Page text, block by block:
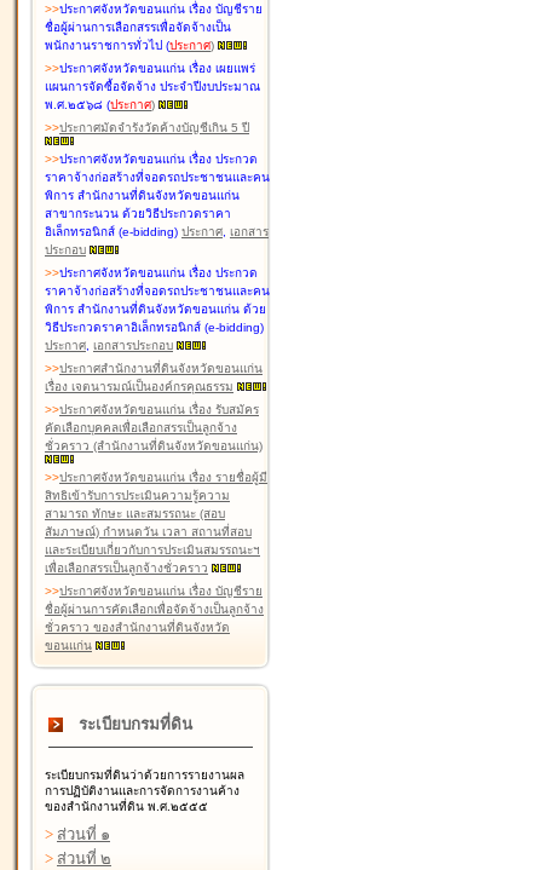
>>ประกาศจังหวัดขอนแก่น เรื่อง บัญชีราย
ชื่อผู้ผ่านการเลือกสรรเพื่อจัดจ้างเป็น
พนักงานราชการทั่วไป (ประกาศ)
>>ประกาศจังหวัดขอนแก่น เรื่อง เผยแพร่
แผนการจัดซื้อจัดจ้าง ประจำปีงบประมาณ
พ.ศ.๒๕๖๘ (ประกาศ)
>>ประกาศมัดจำรังวัดค้างบัญชีเกิน 5 ปี
>>ประกาศจังหวัดขอนแก่น เรื่อง ประกวด
ราคาจ้างก่อสร้างที่จอดรถประชาชนและคน
พิการ สำนักงานที่ดินจังหวัดขอนแก่น
สาขากระนวน ด้วยวิธีประกวดราคา
อิเล็กทรอนิกส์ (e-bidding) ประกาศ, เอกสาร
ประกอบ
>>ประกาศจังหวัดขอนแก่น เรื่อง ประกวด
ราคาจ้างก่อสร้างที่จอดรถประชาชนและคน
พิการ สำนักงานที่ดินจังหวัดขอนแก่น ด้วย
วิธีประกวดราคาอิเล็กทรอนิกส์ (e-bidding)
ประกาศ, เอกสารประกอบ
>>ประกาศสำนักงานที่ดินจังหวัดขอนแก่น
เรื่อง เจตนารมณ์เป็นองค์กรคุณธรรม
>>ประกาศจังหวัดขอนแก่น เรื่อง รับสมัคร
คัดเลือกบุคคลเพื่อเลือกสรรเป็นลูกจ้าง
ชั่วคราว (สำนักงานที่ดินจังหวัดขอนแก่น)
>>ประกาศจังหวัดขอนแก่น เรื่อง รายชื่อผู้มี
สิทธิเข้ารับการประเมินความรู้ความ
สามารถ ทักษะ และสมรรถนะ (สอบ
สัมภาษณ์) กำหนดวัน เวลา สถานที่สอบ
และระเบียบเกี่ยวกับการประเมินสมรรถนะฯ
เพื่อเลือกสรรเป็นลูกจ้างชั่วคราว
>>ประกาศจังหวัดขอนแก่น เรื่อง บัญชีราย
ชื่อผู้ผ่านการคัดเลือกเพื่อจัดจ้างเป็นลูกจ้าง
ชั่วคราว ของสำนักงานที่ดินจังหวัด
ขอนแก่น
ระเบียบกรมที่ดิน
ระเบียบกรมที่ดินว่าด้วยการรายงานผล
การปฏิบัติงานและการจัดการงานค้าง
ของสำนักงานที่ดิน พ.ศ.๒๕๕๕
> ส่วนที่ ๑
> ส่วนที่ ๒